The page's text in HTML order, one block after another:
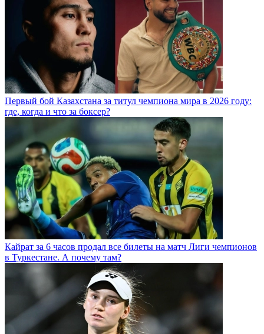
Первый бой Казахстана за титул чемпиона мира в 2026 году:
где, когда и что за боксер?
Кайрат за 6 часов продал все билеты на матч Лиги чемпионов
в Туркестане. А почему там?